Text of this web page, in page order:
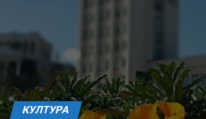
КУЛТУРА